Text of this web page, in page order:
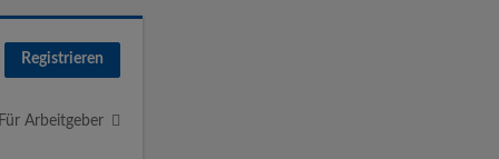
Registrieren
Für Arbeitgeber